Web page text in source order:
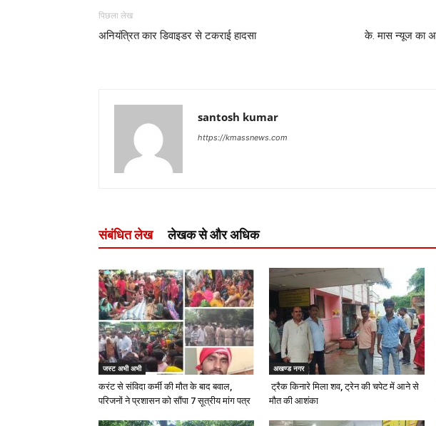
पिछला लेख
अनियंत्रित कार डिवाइडर से टकराई हादसा
के. मास न्यूज का
santosh kumar
https://kmassnews.com
संबंधित लेख लेखक से और अधिक
जस्ट अभी अभी
करंट से संविदा कर्मी की मौत के बाद बवाल,
परिजनों ने प्रशासन को सौंपा 7 सूत्रीय मांग पत्र
अखण्ड नगर
ट्रैक किनारे मिला शव, ट्रेन की चपेट में आने से
मौत की आशंका